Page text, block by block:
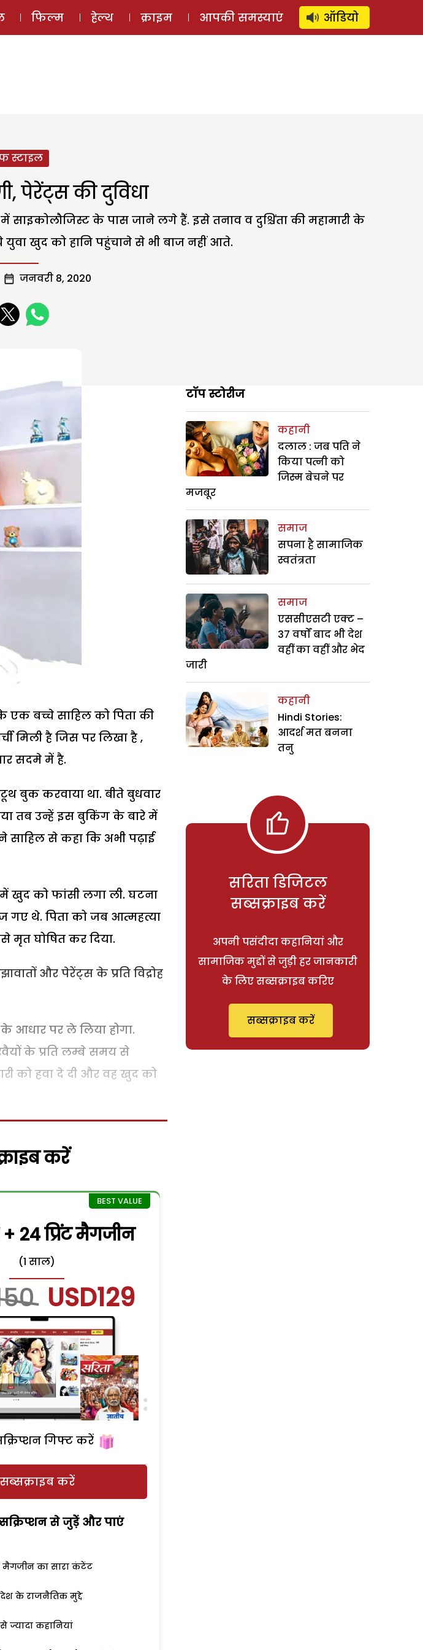
ई-मैगज़ीन ऑडियो स्टोरी लॉग इन ⚲ SUBSCRIBE
फिल्म हेल्थ क्राइम आपकी समस्याएं ऑडियो
स्टाइल
पेरेंट्स की दुविधा
के पास जाने लगे हैं. इसे तनाव व दुश्चिंता की महामारी के
खुद को हानि पहुंचाने से भी बाज नहीं आते.
जनवरी 8, 2020
एक बच्चे साहिल को पिता की
मिली है जिस पर लिखा है ,
सदमे में है.
बुक करवाया था. बीते बुधवार
तब उन्हें इस बुकिंग के बारे में
साहिल से कहा कि अभी पढ़ाई
खुद को फांसी लगा ली. घटना
थे. पिता को जब आत्महत्या
मृत घोषित कर दिया.
और पेरेंट्स के प्रति विद्रोह
आधार पर ले लिया होगा.
के प्रति लम्बे समय से
को हवा दे दी और वह खुद को
करें
24 प्रिंट मैगजीन
(1 साल)
USD129
गिफ्ट करें
सब्सक्राइब करें
से जुड़ेें और पाएं
मैगजीन का सारा कंटेंट
के राजनैतिक मुद्दे
से ज्यादा कहानियां
टॉप स्टोरीज
कहानी
दलाल : जब पति ने
किया पत्नी को
जिस्म बेचने पर
मजबूर
समाज
सपना है सामाजिक
स्वतंत्रता
समाज
एससीएसटी एक्ट –
37 वर्षों बाद भी देश
वहीं का वहीं और भेद
जारी
कहानी
Hindi Stories:
आदर्श मत बनना
तनु
सरिता डिजिटल
सब्सक्राइब करें
अपनी पसंदीदा कहानियां और
सामाजिक मुद्दों से जुड़ी हर जानकारी
के लिए सब्सक्राइब करिए
सब्सक्राइब करें